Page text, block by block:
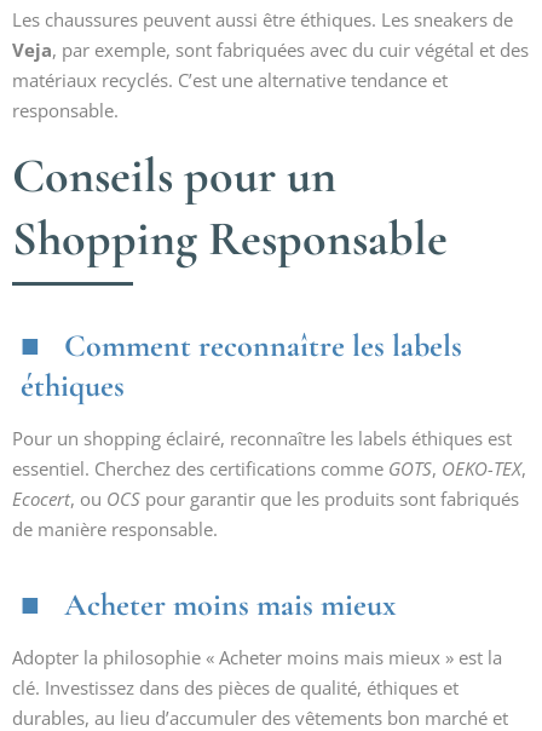
Les chaussures peuvent aussi être éthiques. Les sneakers de
Veja, par exemple, sont fabriquées avec du cuir végétal et des
matériaux recyclés. C’est une alternative tendance et
responsable.
Conseils pour un
Shopping Responsable
Comment reconnaître les labels
éthiques
Pour un shopping éclairé, reconnaître les labels éthiques est
essentiel. Cherchez des certifications comme GOTS, OEKO-TEX,
Ecocert, ou OCS pour garantir que les produits sont fabriqués
de manière responsable.
Acheter moins mais mieux
Adopter la philosophie « Acheter moins mais mieux » est la
clé. Investissez dans des pièces de qualité, éthiques et
durables, au lieu d’accumuler des vêtements bon marché et